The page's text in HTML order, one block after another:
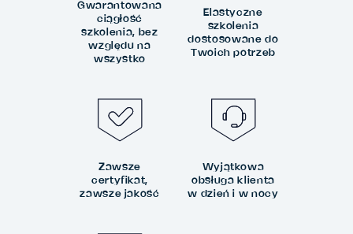
Gwarantowana
ciągłość
szkolenia, bez
względu na
wszystko
Elastyczne
szkolenia
dostosowane do
Twoich potrzeb
Zawsze
certyfikat,
zawsze jakość
Wyjątkowa
obsługa klienta
w dzień i w nocy